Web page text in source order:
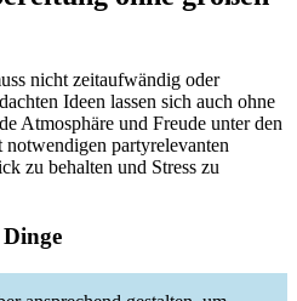
nicht zeitaufwändig oder
Ideen lassen sich auch ohne
Atmosphäre und Freude unter den
partyrelevanten
zu behalten und Stress zu